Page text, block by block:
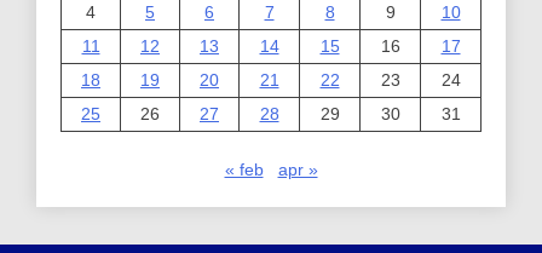
4
5 6 7 8 9
10
11
12 13 14 15 16
17
18
19 20 21 22 23
24
25
26 27 28 29 30 31
« feb apr »